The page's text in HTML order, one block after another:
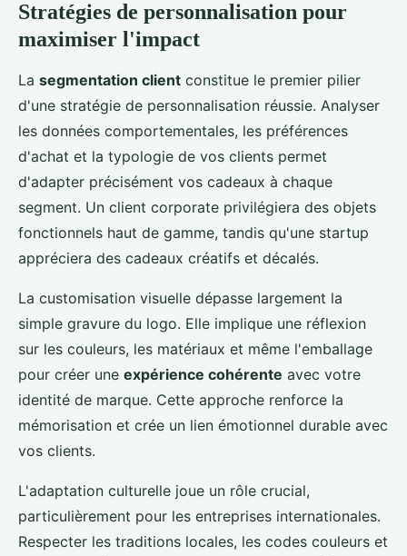
Stratégies de personnalisation pour
maximiser l'impact
La segmentation client constitue le premier pilier
d'une stratégie de personnalisation réussie. Analyser
les données comportementales, les préférences
d'achat et la typologie de vos clients permet
d'adapter précisément vos cadeaux à chaque
segment. Un client corporate privilégiera des objets
fonctionnels haut de gamme, tandis qu'une startup
appréciera des cadeaux créatifs et décalés.
La customisation visuelle dépasse largement la
simple gravure du logo. Elle implique une réflexion
sur les couleurs, les matériaux et même l'emballage
pour créer une expérience cohérente avec votre
identité de marque. Cette approche renforce la
mémorisation et crée un lien émotionnel durable avec
vos clients.
L'adaptation culturelle joue un rôle crucial,
particulièrement pour les entreprises internationales.
Respecter les traditions locales, les codes couleurs et